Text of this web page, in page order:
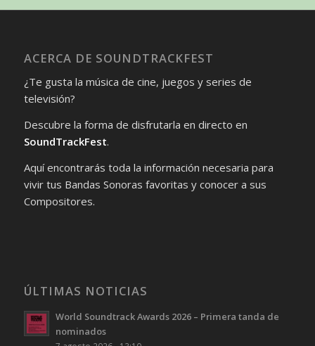
ACERCA DE SOUNDTRACKFEST
¿Te gusta la música de cine, juegos y series de
televisión?
Descubre la forma de disfrutarla en directo en
SoundTrackFest.
Aquí encontrarás toda la información necesaria para
vivir tus Bandas Sonoras favoritas y conocer a sus
Compositores.
ÚLTIMAS NOTICIAS
World Soundtrack Awards 2026 – Primera tanda de
nominados